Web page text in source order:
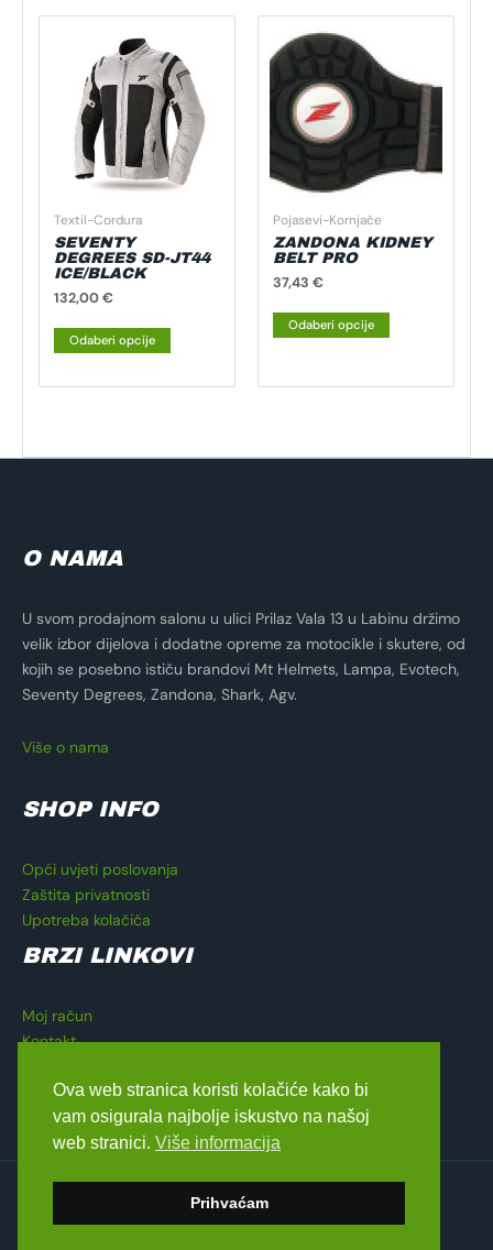
Textil-Cordura
SEVENTY
DEGREES SD-JT44
ICE/BLACK
132,00€
Odaberi opcije
proizvod
ima
više
varijanti.
Opcije
se
na
Pojasevi-Kornjače
ZANDONA KIDNEY
BELT PRO
37,43 €
Odaberi opcije
ima
više
varijanti.
Opcije
se
O NAMA
U svom prodajnom salonu u ulici Prilaz Vala 13 u Labinu držimo
velik izbor dijelova i dodatne opreme za motocikle i skutere, od
kojih se posebno ističu brandovi Mt Helmets, Lampa, Evotech,
Seventy Degrees, Zandona, Shark, Agv.
Više o nama
SHOP INFO
Opći uvjeti poslovanja
Zaštita privatnosti
Upotreba kolačića
BRZI LINKOVI
Moj račun
Kontakt
Blagajna
Copyright © 2026 Lavado Moto Shop
dizajn byMedialive
Ova web stranica koristi kolačiće kako bi
vam osigurala najbolje iskustvo na našoj
web stranici. Više informacija
Prihvaćam